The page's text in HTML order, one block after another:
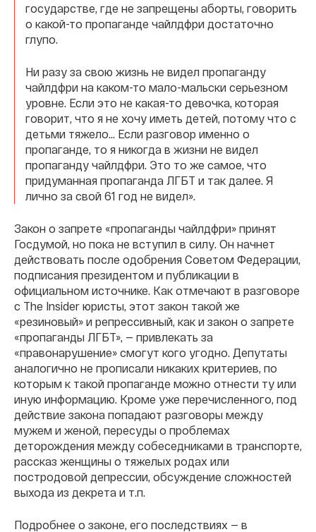
государстве, где не запрещены аборты, говорить
о какой-то пропаганде чайлдфри достаточно
глупо.
Ни разу за свою жизнь не видел пропаганду
чайлдфри на каком-то мало-мальски серьезном
уровне. Если это не какая-то девочка, которая
говорит, что я не хочу иметь детей, потому что с
детьми тяжело... Если разговор именно о
пропаганде, то я никогда в жизни не видел
пропаганду чайлдфри. Это то же самое, что
придуманная пропаганда ЛГБТ и так далее. Я
лично за свой 61 год не видел».
Закон о запрете «пропаганды чайлдфри» принят
Госдумой, но пока не вступил в силу. Он начнет
действовать после одобрения Советом Федерации,
подписания президентом и публикации в
официальном источнике. Как отмечают в разговоре
с The Insider юристы, этот закон такой же
«резиновый» и репрессивный, как и закон о запрете
«пропаганды ЛГБТ», — привлекать за
«правонарушение» смогут кого угодно. Депутаты
аналогично не прописали никаких критериев, по
которым к такой пропаганде можно отнести ту или
иную информацию. Кроме уже перечисленного, под
действие закона попадают разговоры между
мужем и женой, пересуды о проблемах
деторождения между собеседниками в транспорте,
рассказ женщины о тяжелых родах или
постродовой депрессии, обсуждение сложностей
выхода из декрета и т.п.
Подробнее о законе, его последствиях — в